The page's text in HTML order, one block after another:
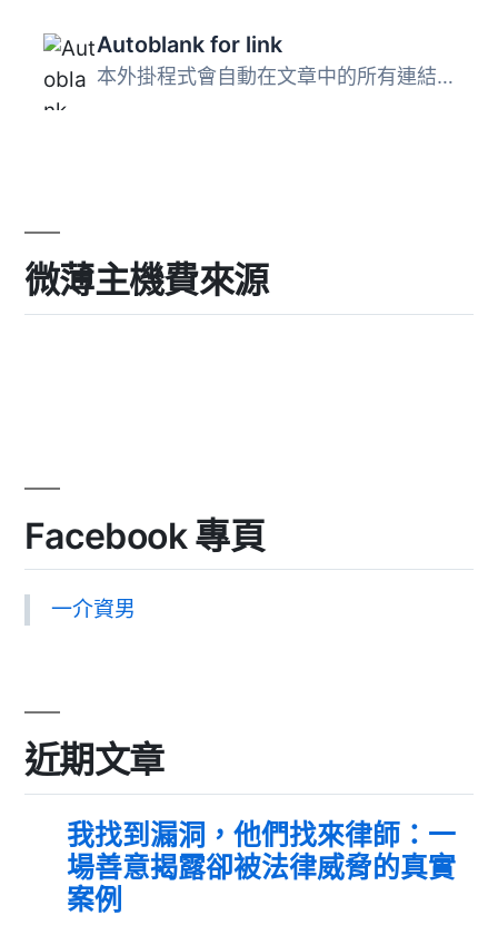
Autoblank for link
本外掛程式會自動在文章中的所有連結中加入 target=”_b...
微薄主機費來源
Facebook 專頁
一介資男
近期文章
我找到漏洞，他們找來律師：一
場善意揭露卻被法律威脅的真實
案例